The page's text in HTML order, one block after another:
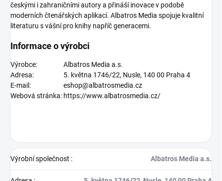
českými i zahraničními autory a přináší inovace v podobě
moderních čtenářských aplikací. Albatros Media spojuje kvalitní
literaturu s vášní pro knihy napříč generacemi.
Informace o výrobci
Výrobce:
Albatros Media a.s.
Adresa:
5. května 1746/22, Nusle, 140 00 Praha 4
E-mail:
eshop@albatrosmedia.cz
Webová stránka: https://www.albatrosmedia.cz/
Výrobní společnost : Albatros Media a.s.